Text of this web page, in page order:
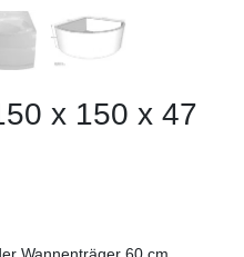
x 150 x 47